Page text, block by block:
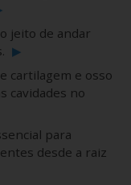
jeito de andar
▶
cartilagem e osso
cavidades no
para
desde a raiz